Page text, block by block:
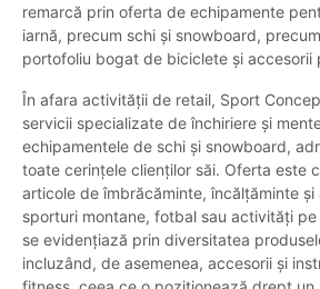
remarcă prin oferta de echipamente
iarnă, precum schi și snowboard,
portofoliu bogat de biciclete și accesorii
În afara activității de retail, Sport
servicii specializate de închiriere și
echipamentele de schi și snowboard,
toate cerințele clienților săi. Oferta este
articole de îmbrăcăminte, încălțăminte și
sporturi montane, fotbal sau activități pe
se evidențiază prin diversitatea
incluzând, de asemenea, accesorii și